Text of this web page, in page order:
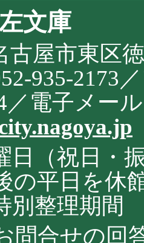
文庫
古屋市東区
935-2173
／電子メー
日（祝日・
の平日を休
整理期間
問合せの回